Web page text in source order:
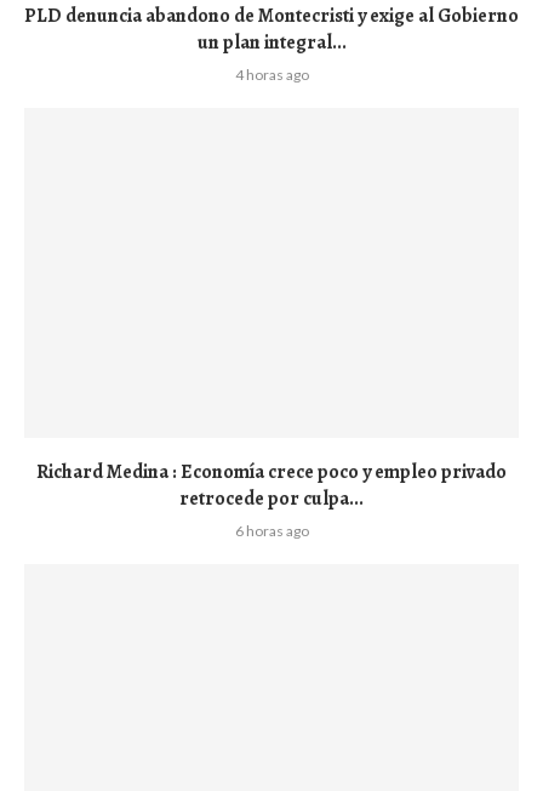
PLD denuncia abandono de Montecristi y exige al Gobierno
un plan integral...
4 horas ago
Richard Medina : Economía crece poco y empleo privado
retrocede por culpa...
6 horas ago